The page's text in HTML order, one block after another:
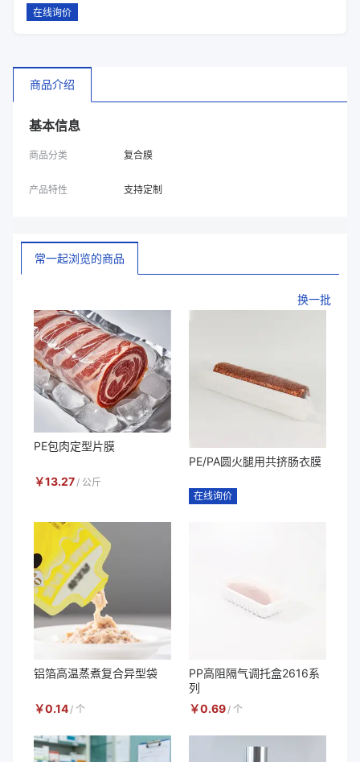
在线询价
商品介绍
基本信息
商品分类 复合膜
产品特性 支持定制
常一起浏览的商品
换一批
PE包肉定型片膜
￥13.27/ 公斤
PE/PA圆火腿用共挤肠衣膜
在线询价
铝箔高温蒸煮复合异型袋
￥0.14/ 个
PP高阻隔气调托盒2616系
列
￥0.69/ 个